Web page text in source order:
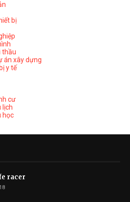
bị
thầu
án xây dựng
y tế
cư
lịch
học
racer